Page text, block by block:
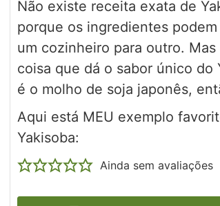
Não existe receita exata de
porque os ingredientes
um cozinheiro para outro. Mas
coisa que dá o sabor único do
é o molho de soja japonês,
Aqui está MEU exemplo
Yakisoba:
Ainda sem avaliações